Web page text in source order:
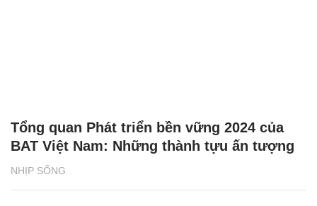
NHỊP SỐNG
Tổng quan Phát triển bền vững 2024 của
BAT Việt Nam: Những thành tựu ấn tượng